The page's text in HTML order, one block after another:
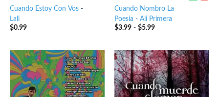
Cuando Estoy Con Vos-
Lali
$0.99
Cuando Nombro La
Poesia - Ali Primera
$3.99- $5.99